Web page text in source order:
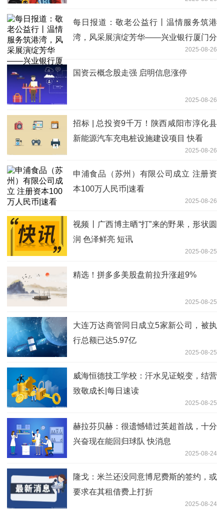
每日报道：敬老公益行丨温情服务筑港
湾，风采展演绽芳华——兴业银行厦门分
2025-08-26
国资云概念股走强 启明信息涨停
2025-08-26
招标 | 总投资9千万！陕西咸阳市淳化县
新能源汽车充电桩设施建设项目 快看
2025-08-26
申浦食品（苏州）有限公司成立 注册资
本100万人民币|速看
2025-08-26
视频丨广西博主晒“打”来的野果，形状圆
润 色泽鲜亮 短讯
2025-08-25
精选！拼多多美股盘前拉升涨超9%
2025-08-25
大连万达商管同日成立5家新公司，被执
行总额已达5.97亿
2025-08-25
威海恒德技工学校：汗水见证蜕变，结营
致敬成长|每日速读
2025-08-25
赫拉芬贝赫：很遗憾错过英超首战，十分
兴奋现在能回归球队 快消息
2025-08-24
隆戈：米兰还没同意博尼费斯的签约，或
要求在其租借费上打折
2025-08-24